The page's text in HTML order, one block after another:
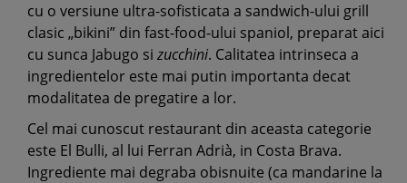
cu o versiune ultra-sofisticata a sandwich-ului grill
clasic „bikini” din fast-food-ului spaniol, preparat aici
cu sunca Jabugo si zucchini. Calitatea intrinseca a
ingredientelor este mai putin importanta decat
modalitatea de pregatire a lor.
Cel mai cunoscut restaurant din aceasta categorie
este El Bulli, al lui Ferran Adrià, in Costa Brava.
Ingrediente mai degraba obisnuite (ca mandarine la